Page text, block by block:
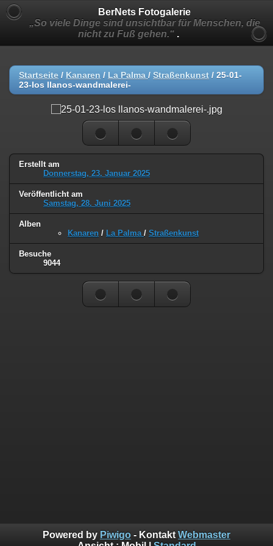
BerNets Fotogalerie
„So viele Dinge sind unsichtbar für Menschen, die
nicht zu Fuß gehen.“ .
Startseite / Kanaren / La Palma / Straßenkunst / 25-01-
23-los llanos-wandmalerei-
Erstellt am
Donnerstag, 23. Januar 2025
Veröffentlicht am
Samstag, 28. Juni 2025
Alben
Kanaren / La Palma / Straßenkunst
Besuche
9044
Powered by Piwigo - Kontakt Webmaster